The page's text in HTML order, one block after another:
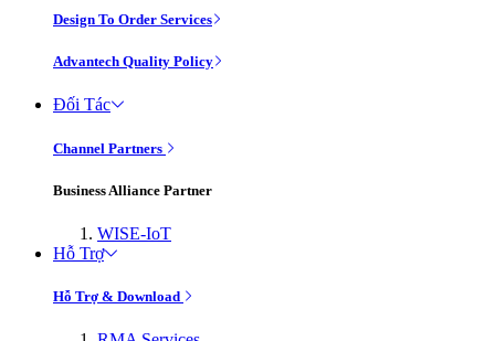
Design To Order Services
Advantech Quality Policy
Đối Tác
Channel Partners
Business Alliance Partner
WISE-IoT
Hỗ Trợ
Hỗ Trợ & Download